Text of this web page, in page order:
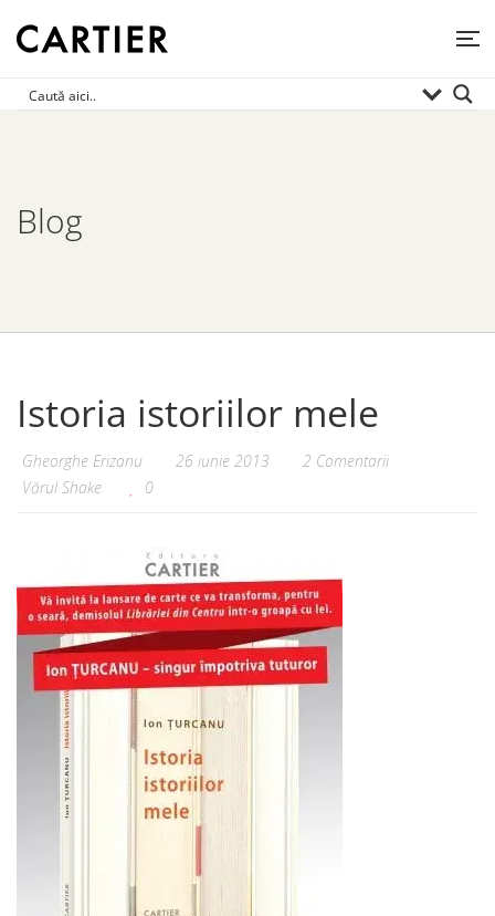
Blog
Istoria istoriilor mele
Gheorghe Erizanu 26 iunie 2013
2 Comentarii
Vărul Shake
0